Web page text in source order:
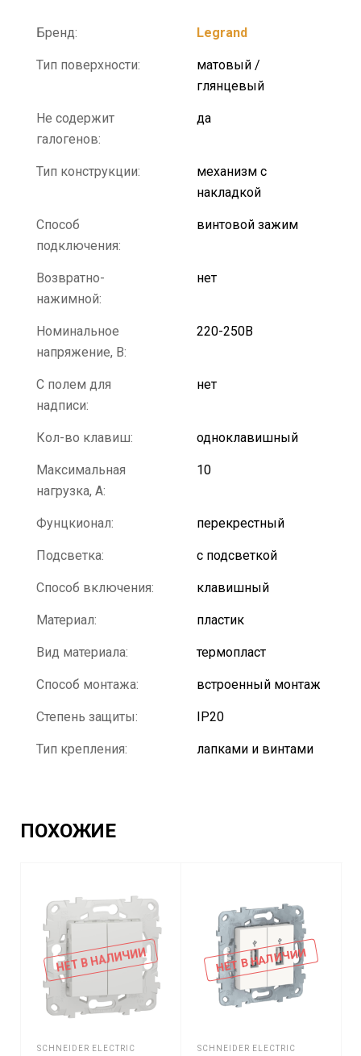
Бренд: Legrand
Тип поверхности:
матовый /
глянцевый
Не содержит
галогенов:
да
Тип конструкции:
механизм с
накладкой
Способ
подключения:
винтовой зажим
Возвратно-
нажимной:
нет
Номинальное
напряжение, В:
220-250В
С полем для
надписи:
нет
Кол-во клавиш: одноклавишный
Максимальная
нагрузка, А:
10
Фунцкионал: перекрестный
Подсветка: с подсветкой
Способ включения: клавишный
Материал: пластик
Вид материала: термопласт
Способ монтажа: встроенный монтаж
Степень защиты: IP20
Тип крепления: лапками и винтами
ПОХОЖИЕ
НЕТ В НАЛИЧИИ
SCHNEIDER ELECTRIC
НЕТ В НАЛИЧИИ
SCHNEIDER ELECTRIC